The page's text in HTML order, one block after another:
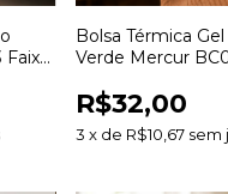
Faixa
Bolsa Térmica
Verde Mercur
Quente e Fria
R$32,00
3 x de R$10,67 sem